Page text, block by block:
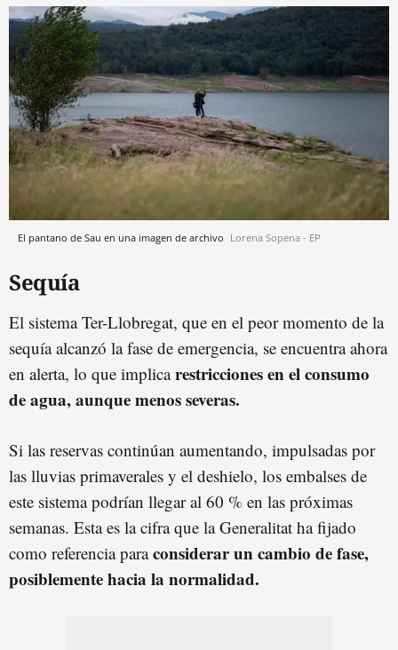
El pantano de Sau en una imagen de archivo Lorena Sopena - EP
Sequía
El sistema Ter-Llobregat, que en el peor momento de la
sequía alcanzó la fase de emergencia, se encuentra ahora
en alerta, lo que implicarestricciones en el consumo
de agua, aunque menos severas.
Si las reservas continúan aumentando, impulsadas por
las lluvias primaverales y el deshielo, los embalses de
este sistema podrían llegar al 60 % en las próximas
semanas. Esta es la cifra que la Generalitat ha fijado
como referencia paraconsiderar un cambio de fase,
posiblemente hacia la normalidad.